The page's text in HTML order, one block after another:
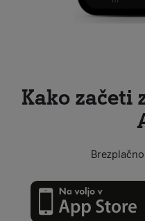
Kako začeti